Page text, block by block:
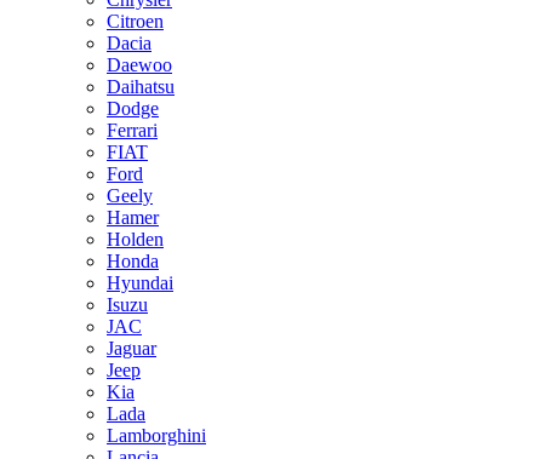
Citroen
Dacia
Daewoo
Daihatsu
Dodge
Ferrari
FIAT
Ford
Geely
Hamer
Holden
Honda
Hyundai
Isuzu
JAC
Jaguar
Jeep
Kia
Lada
Lamborghini